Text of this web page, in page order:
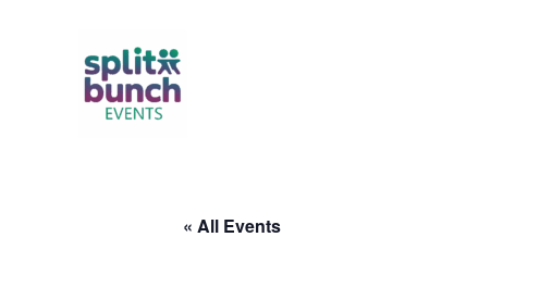
« All Events